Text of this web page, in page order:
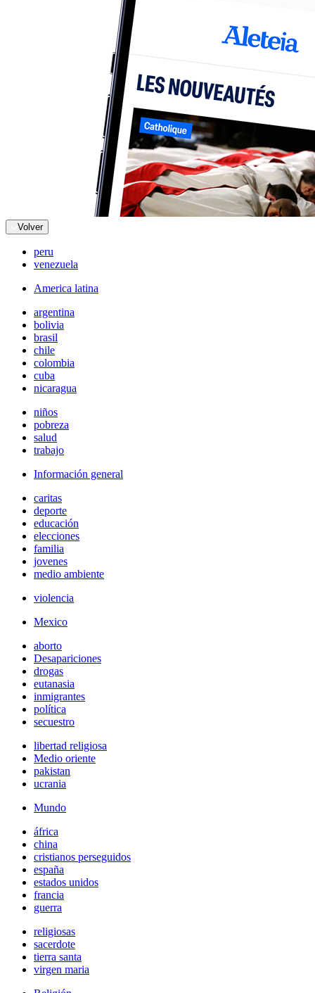
Volver
peru
venezuela
America latina
argentina
bolivia
brasil
chile
colombia
cuba
nicaragua
niños
pobreza
salud
trabajo
Información general
caritas
deporte
educación
elecciones
familia
jovenes
medio ambiente
violencia
Mexico
aborto
Desapariciones
drogas
eutanasia
inmigrantes
política
secuestro
libertad religiosa
Medio oriente
pakistan
ucrania
Mundo
áfrica
china
cristianos perseguidos
españa
estados unidos
francia
guerra
religiosas
sacerdote
tierra santa
virgen maria